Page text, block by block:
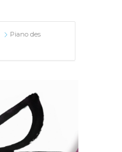
Piano des